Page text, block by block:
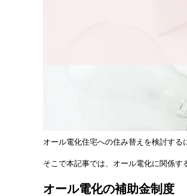
オール電化住宅への住み替えを検討する
そこで本記事では、オール電化に関係す
オール電化の補助金制度